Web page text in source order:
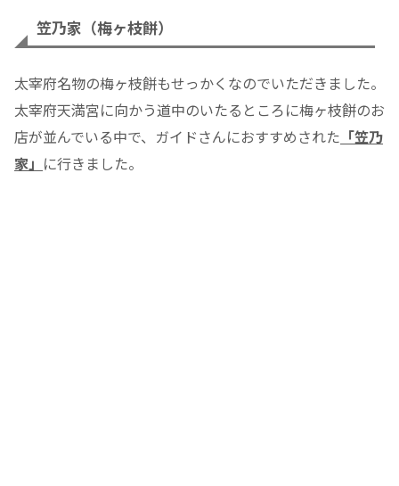
笠乃家（梅ヶ枝餅）
太宰府名物の梅ヶ枝餅もせっかくなのでいただきました。
太宰府天満宮に向かう道中のいたるところに梅ヶ枝餅のお
店が並んでいる中で、ガイドさんにおすすめされた 「笠乃
家」 に行きました。